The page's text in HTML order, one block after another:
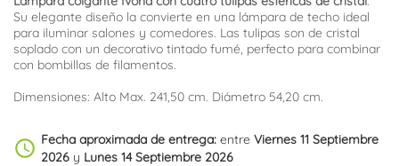
Su elegante diseño la convierte en una lámpara de techo ideal
para iluminar salones y comedores. Las tulipas son de cristal
soplado con un decorativo tintado fumé, perfecto para combinar
con bombillas de filamentos.
Dimensiones: Alto Max. 241,50 cm. Diámetro 54,20 cm.
schedule Fecha aproximada de entrega: entre Viernes 11 Septiembre
2026 y Lunes 14 Septiembre 2026